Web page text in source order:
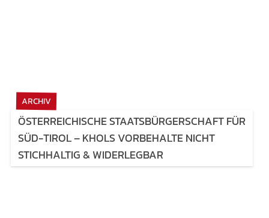
ARCHIV
ÖSTERREICHISCHE STAATSBÜRGERSCHAFT FÜR
SÜD-TIROL – KHOLS VORBEHALTE NICHT
STICHHALTIG & WIDERLEGBAR